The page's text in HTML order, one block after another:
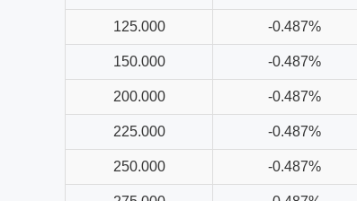
125.000 -0.487%
150.000 -0.487%
200.000 -0.487%
225.000 -0.487%
250.000 -0.487%